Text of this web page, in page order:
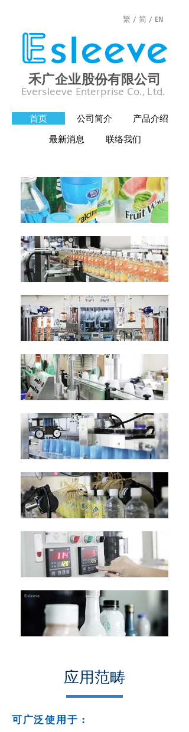
繁 / 简 / EN
禾广企业股份有限公司
Eversleeve Enterprise Co., Ltd.
首页 公司简介
产品介绍
最新消息
联络我们
应用范畴
可广泛使用于 :